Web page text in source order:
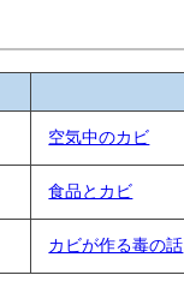
空気中のカビ
食品とカビ
カビが作る毒の話